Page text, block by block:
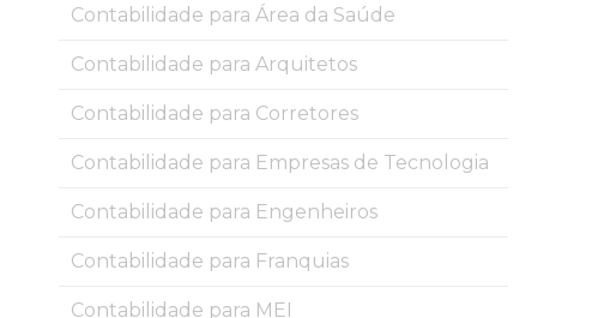
Contabilidade para Área da Saúde
Contabilidade para Arquitetos
Contabilidade para Corretores
Contabilidade para Empresas de Tecnologia
Contabilidade para Engenheiros
Contabilidade para Franquias
Contabilidade para MEI